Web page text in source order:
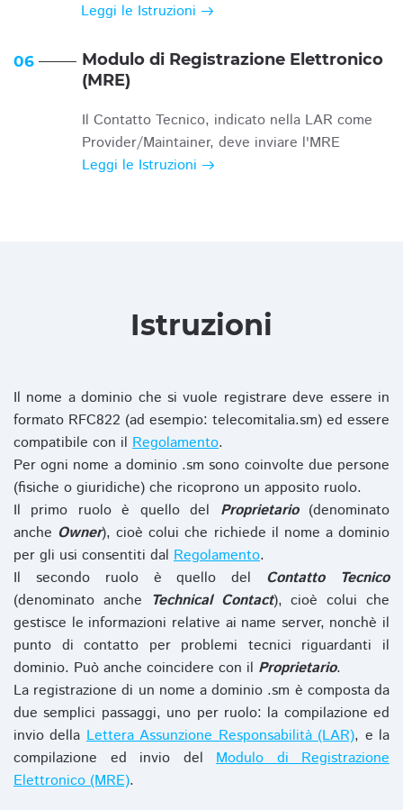
Leggi le Istruzioni
06
Modulo di Registrazione Elettronico
(MRE)
Il Contatto Tecnico, indicato nella LAR come
Provider/Maintainer, deve inviare l'MRE
Leggi le Istruzioni
Istruzioni
Il nome a dominio che si vuole registrare deve essere in
formato RFC822 (ad esempio: telecomitalia.sm) ed essere
compatibile con il Regolamento.
Per ogni nome a dominio .sm sono coinvolte due persone
(fisiche o giuridiche) che ricoprono un apposito ruolo.
Il primo ruolo è quello del Proprietario(denominato
anche Owner), cioè colui che richiede il nome a dominio
per gli usi consentiti dal Regolamento.
Il secondo ruolo è quello del Contatto Tecnico
(denominato anche Technical Contact), cioè colui che
gestisce le informazioni relative ai name server, nonchè il
punto di contatto per problemi tecnici riguardanti il
dominio. Può anche coincidere con il Proprietario.
La registrazione di un nome a dominio .sm è composta da
due semplici passaggi, uno per ruolo: la compilazione ed
invio dellaLettera Assunzione Responsabilità (LAR), e la
compilazione ed invio del Modulo di Registrazione
Elettronico (MRE).